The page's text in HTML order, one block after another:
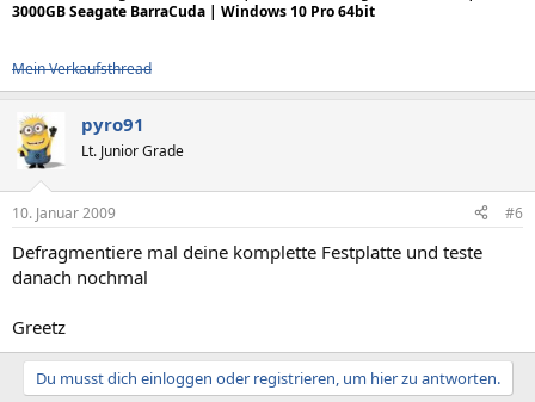
3000GB Seagate BarraCuda | Windows 10 Pro 64bit
Mein Verkaufsthread
pyro91
Lt. Junior Grade
10. Januar 2009 #6
Defragmentiere mal deine komplette Festplatte und teste
danach nochmal
Greetz
Du musst dich einloggen oder registrieren, um hier zu antworten.